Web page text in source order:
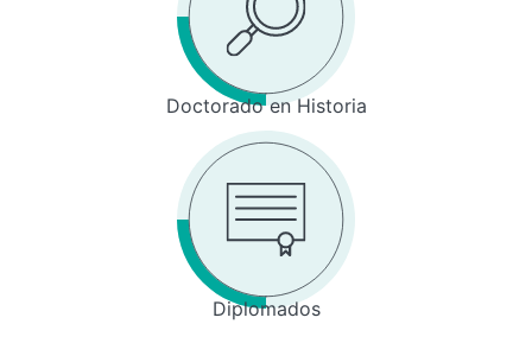
Doctorado en Historia
Diplomados